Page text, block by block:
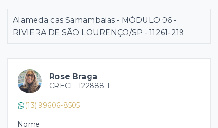
Rose Braga
CRECI - 122888-I
(13) 99606-8505
Nome
Alameda das Samambaias - MÓDULO 06 -
RIVIERA DE SÃO LOURENÇO/SP - 11261-219